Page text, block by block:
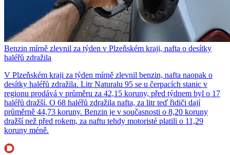
Benzin mírně zlevnil za týden v Plzeňském kraji, nafta o desítky
haléřů zdražila
V Plzeňském kraji za týden mírně zlevnil benzin, nafta naopak o
desítky haléřů zdražila. Litr Naturalu 95 se u čerpacích stanic v
regionu prodává v průměru za 42,15 koruny, před týdnem byl o 17
haléřů dražší. O 68 haléřů zdražila nafta, za litr teď řidiči dají
průměrně 44,73 koruny. Benzin je v současnosti o 8,20 koruny
dražší než před rokem, za naftu tehdy motoristé platili o 11,29
koruny méně.